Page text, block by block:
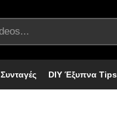
Συνταγές DIY Έξυπνα Tips